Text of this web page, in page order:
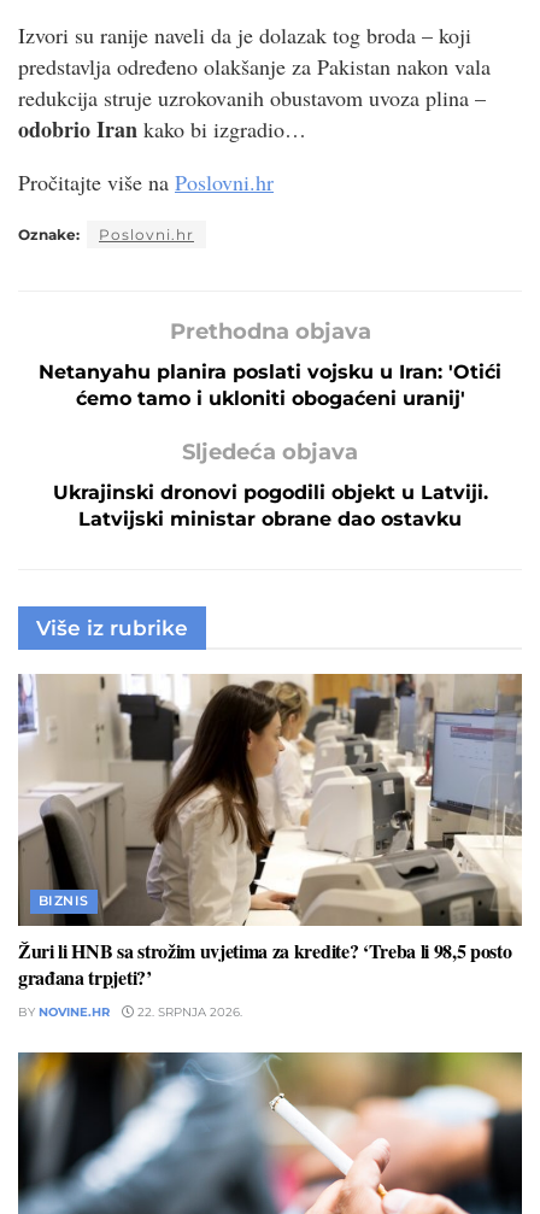
Izvori su ranije naveli da je dolazak tog broda – koji
predstavlja određeno olakšanje za Pakistan nakon vala
redukcija struje uzrokovanih obustavom uvoza plina –
odobrio Iran kako bi izgradio…
Pročitajte više na Poslovni.hr
Oznake: Poslovni.hr
Prethodna objava
Netanyahu planira poslati vojsku u Iran: 'Otići
ćemo tamo i ukloniti obogaćeni uranij'
Sljedeća objava
Ukrajinski dronovi pogodili objekt u Latviji.
Latvijski ministar obrane dao ostavku
Više iz rubrike
BIZNIS
Žuri li HNB sa strožim uvjetima za kredite? ‘Treba li 98,5 posto
građana trpjeti?’
BY NOVINE.HR 22. SRPNJA 2026.